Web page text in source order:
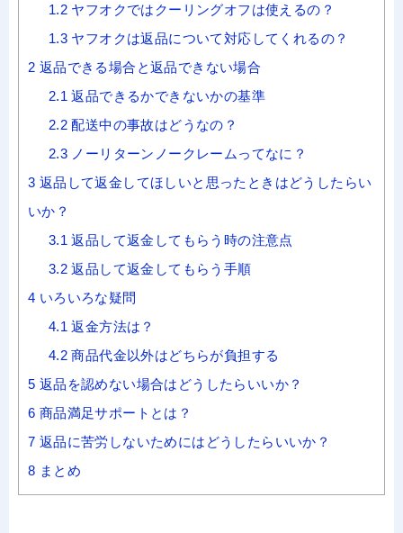
1.2 ヤフオクではクーリングオフは使えるの？
1.3 ヤフオクは返品について対応してくれるの？
2 返品できる場合と返品できない場合
2.1 返品できるかできないかの基準
2.2 配送中の事故はどうなの？
2.3 ノーリターンノークレームってなに？
3 返品して返金してほしいと思ったときはどうしたらい
いか？
3.1 返品して返金してもらう時の注意点
3.2 返品して返金してもらう手順
4 いろいろな疑問
4.1 返金方法は？
4.2 商品代金以外はどちらが負担する
5 返品を認めない場合はどうしたらいいか？
6 商品満足サポートとは？
7 返品に苦労しないためにはどうしたらいいか？
8 まとめ